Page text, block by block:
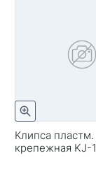
Клипса пластм.
крепежная KJ-